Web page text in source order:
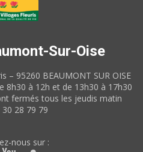
Sur-Oise
– 95260 BEAUMONT SUR OISE
8h30 à 12h et de 13h30 à 17h30
fermés tous les jeudis matin
30 28 79 79
nous sur :